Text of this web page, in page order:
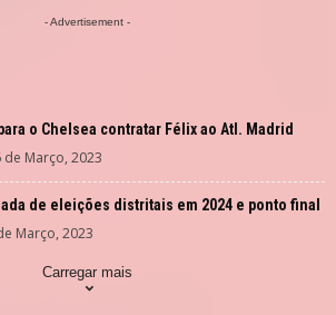
- Advertisement -
o Chelsea contratar Félix ao Atl. Madrid
de Março, 2023
de eleições distritais em 2024 e ponto final
Março, 2023
Carregar mais